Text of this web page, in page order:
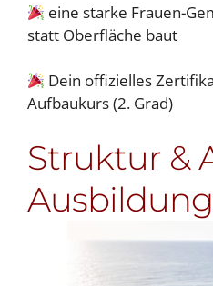
eine starke Frauen-
statt Oberfläche baut
Dein offizielles
Aufbaukurs (2. Grad)
Struktur &